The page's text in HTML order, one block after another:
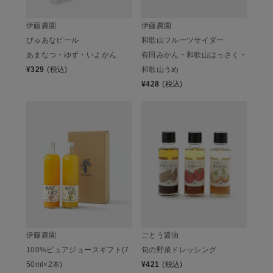
伊藤農園
ぴゅあなピール
あまなつ・ゆず・いよかん
¥329 (税込)
伊藤農園
和歌山フルーツサイダー
有田みかん・和歌山はっさく・
和歌山うめ
¥428 (税込)
伊藤農園
100%ピュアジュースギフト(7
50ml×2本)
ごとう醤油
旬の野菜ドレッシング
¥421 (税込)